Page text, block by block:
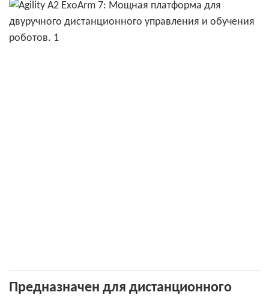
Предназначен для дистанционного